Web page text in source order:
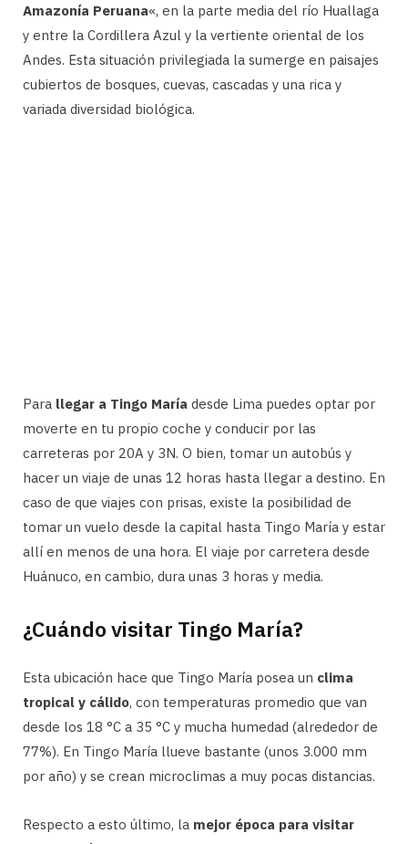
Amazonía Peruana«, en la parte media del río Huallaga
y entre la Cordillera Azul y la vertiente oriental de los
Andes. Esta situación privilegiada la sumerge en paisajes
cubiertos de bosques, cuevas, cascadas y una rica y
variada diversidad biológica.
Para llegar a Tingo María desde Lima puedes optar por
moverte en tu propio coche y conducir por las
carreteras por 20A y 3N. O bien, tomar un autobús y
hacer un viaje de unas 12 horas hasta llegar a destino. En
caso de que viajes con prisas, existe la posibilidad de
tomar un vuelo desde la capital hasta Tingo María y estar
allí en menos de una hora. El viaje por carretera desde
Huánuco, en cambio, dura unas 3 horas y media.
¿Cuándo visitar Tingo María?
Esta ubicación hace que Tingo María posea un clima
tropical y cálido, con temperaturas promedio que van
desde los 18 °C a 35 °C y mucha humedad (alrededor de
77%). En Tingo María llueve bastante (unos 3.000 mm
por año) y se crean microclimas a muy pocas distancias.
Respecto a esto último, la mejor época para visitar